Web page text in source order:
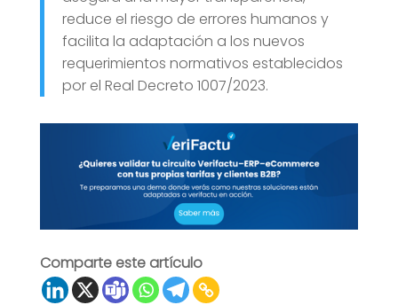
reduce el riesgo de errores humanos y
facilita la adaptación a los nuevos
requerimientos normativos establecidos
por el Real Decreto 1007/2023.
Comparte este artículo